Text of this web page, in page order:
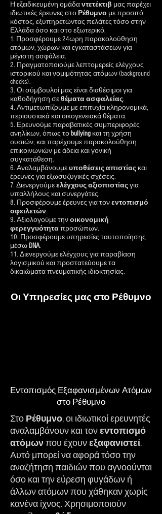
Η εξειδικευμένη ομάδαντετέκτιβ μας παρέχει
ιδιωτικές έρευνες στο Ρέθυμνο με προσιτό
κόστος, εξυπηρετώντας πελάτες τόσο στην
Ελλάδα όσο και στο εξωτερικό.
1. Προσφέρουμε 24ωρη παρακολούθηση
ατόμων, χώρων και εγκαταστάσεων για
μέγιστη ασφάλεια.
2. Πραγματοποιούμε λεπτομερείς ελέγχους
ιστορικού και νομιμότητας ατόμων (background
checks).
3. Οι σύμβουλοί μας είναι διαθέσιμοι για
καθοδήγηση σεθέματαασφαλείας.
4. Αντιμετωπίζουμε με επιτυχία κληρονομικά,
περιουσιακά και οικογενειακά θέματα.
5. Ερευνούμε παραβατικές συμπεριφορές
ανηλίκων, όπως το bullying και τη χρήση
ουσιών, και παρέχουμε παρακολούθηση
επικοινωνιών με άδεια και γονική
συγκατάθεση.
6. Αναλαμβάνουμευποθέσειςαπιστίας και
έρευνες για εξωσυζυγικές σχέσεις.
7. Διενεργούμεελέγχουςαξιοπιστίαςγια
υπαλλήλους και συνεργάτες.
8. Προσφέρουμε έρευνες για τονεντοπισμό
οφειλετών.
9. Αξιολογούμε τηνοικονομική
φερεγγυότηταπροσώπων.
10. Προσφέρουμε υπηρεσίες ταυτοποίησης
μέσω DNA.
11. Διενεργούμε ελέγχους για παραβίαση
λογισμικού και προστατεύουμε τα
δικαιώματα πνευματικής ιδιοκτησίας.
Οι Υπηρεσίες μας στο Ρέθυμνο
Εντοπισμός Εξαφανισμένων Ατόμων
στο Ρέθυμνο
Στο Ρέθυμνο, οι ιδιωτικοί ερευνητές
αναλαμβάνουν και τον εντοπισμό
ατόμων που έχουν εξαφανιστεί.
Αυτό μπορεί να αφορά τόσο την
αναζήτηση παιδιών που αγνοούνται
όσο και την εύρεση φυγάδων ή
άλλων ατόμων που χάθηκαν χωρίς
κανένα ίχνος. Χρησιμοποιούν